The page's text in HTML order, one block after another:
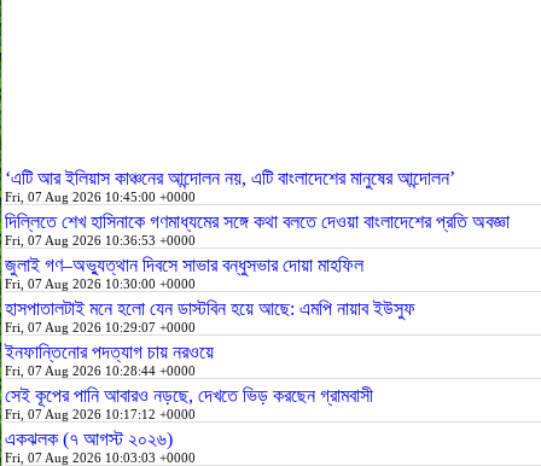
‘এটি আর ইলিয়াস কাঞ্চনের আন্দোলন নয়, এটি বাংলাদেশের মানুষের আন্দোলন’
Fri, 07 Aug 2026 10:45:00 +0000
দিল্লিতে শেখ হাসিনাকে গণমাধ্যমের সঙ্গে কথা বলতে দেওয়া বাংলাদেশের প্রতি অবজ্ঞা
Fri, 07 Aug 2026 10:36:53 +0000
জুলাই গণ–অভ্যুত্থান দিবসে সাভার বন্ধুসভার দোয়া মাহফিল
Fri, 07 Aug 2026 10:30:00 +0000
হাসপাতালটাই মনে হলো যেন ডাস্টবিন হয়ে আছে: এমপি নায়াব ইউসুফ
Fri, 07 Aug 2026 10:29:07 +0000
ইনফান্তিনোর পদত্যাগ চায় নরওয়ে
Fri, 07 Aug 2026 10:28:44 +0000
সেই কূপের পানি আবারও নড়ছে, দেখতে ভিড় করছেন গ্রামবাসী
Fri, 07 Aug 2026 10:17:12 +0000
একঝলক (৭ আগস্ট ২০২৬)
Fri, 07 Aug 2026 10:03:03 +0000